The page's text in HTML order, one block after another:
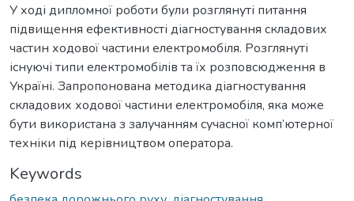
У ході дипломної роботи були розглянуті питання
підвищення ефективності діагностування складових
частин ходової частини електромобіля. Розглянуті
існуючі типи електромобілів та їх розповсюдження в
Україні. Запропонована методика діагностування
складових ходової частини електромобіля, яка може
бути використана з залучанням сучасної комп’ютерної
техніки під керівництвом оператора.
Keywords